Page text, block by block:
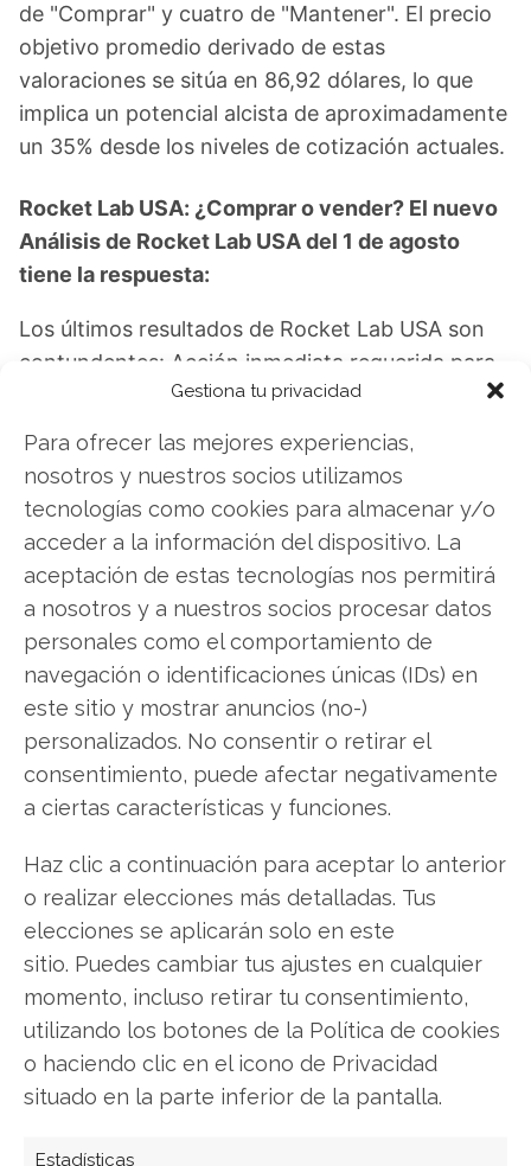
Gestiona tu privacidad
Para ofrecer las mejores experiencias,
nosotros y nuestros socios utilizamos
tecnologías como cookies para almacenar y/o
acceder a la información del dispositivo. La
aceptación de estas tecnologías nos permitirá
a nosotros y a nuestros socios procesar datos
personales como el comportamiento de
navegación o identificaciones únicas (IDs) en
este sitio y mostrar anuncios (no-)
personalizados. No consentir o retirar el
consentimiento, puede afectar negativamente
a ciertas características y funciones.
Haz clic a continuación para aceptar lo anterior
o realizar elecciones más detalladas. Tus
elecciones se aplicarán solo en este
sitio. Puedes cambiar tus ajustes en cualquier
momento, incluso retirar tu consentimiento,
utilizando los botones de la Política de cookies
o haciendo clic en el icono de Privacidad
situado en la parte inferior de la pantalla.
Estadísticas
de "Comprar" y cuatro de "Mantener". El precio
objetivo promedio derivado de estas
valoraciones se sitúa en 86,92 dólares, lo que
implica un potencial alcista de aproximadamente
un 35% desde los niveles de cotización actuales.
Rocket Lab USA: ¿Comprar o vender? El nuevo
Análisis de Rocket Lab USA del 1 de agosto
tiene la respuesta:
Los últimos resultados de Rocket Lab USA son
contundentes: Acción inmediata requerida para
los inversores de Rocket Lab USA. ¿Merece la
pena invertir o es momento de vender? En el
Análisis gratuito actual del 1 de agosto
descubrirá exactamente qué hacer.
Rocket Lab USA: ¿Comprar o vender?¡Lee más
aquí!
Rocket Lab USA
Compartir este artículo
Facebook
LinkedIn
Copiar enlace